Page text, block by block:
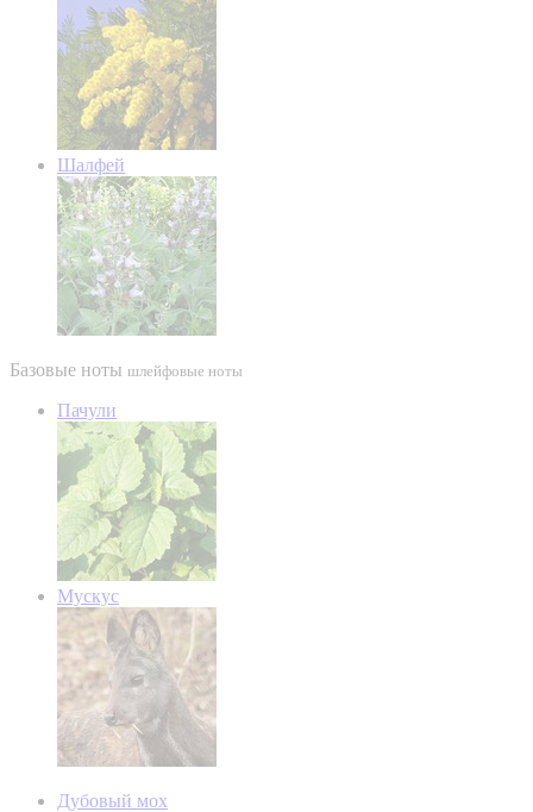
Шалфей
Базовые ноты шлейфовые ноты
Пачули
Мускус
Дубовый мох